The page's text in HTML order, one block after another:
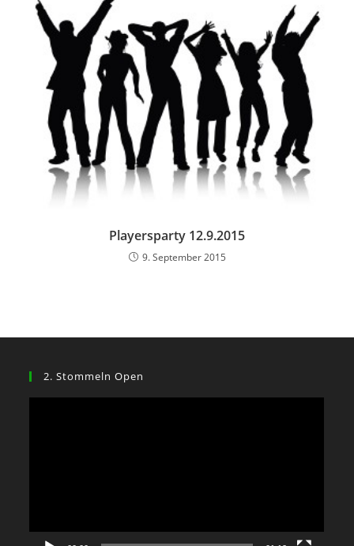
Playersparty 12.9.2015
9. September 2015
2. Stommeln Open